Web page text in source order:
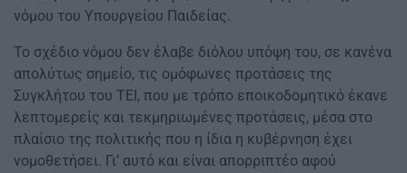
νόμου του Υπουργείου Παιδείας.
Το σχέδιο νόμου δεν έλαβε διόλου υπόψη του, σε κανένα
απολύτως σημείο, τις ομόφωνες προτάσεις της
Συγκλήτου του ΤΕΙ, που με τρόπο εποικοδομητικό έκανε
λεπτομερείς και τεκμηριωμένες προτάσεις, μέσα στο
πλαίσιο της πολιτικής που η ίδια η κυβέρνηση έχει
νομοθετήσει. Γι’ αυτό και είναι απορριπτέο αφού